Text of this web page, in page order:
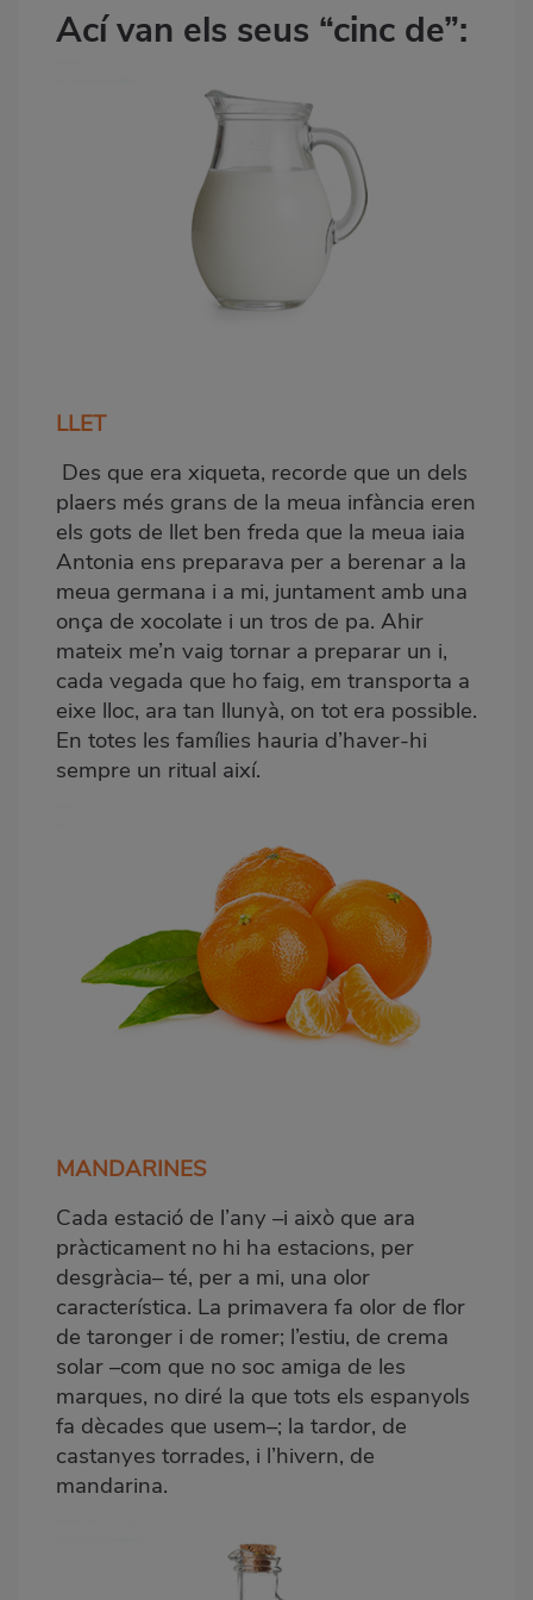
Ací van els seus “cinc de”:
LLET
Des que era xiqueta, recorde que un dels
plaers més grans de la meua infància eren
els gots de llet ben freda que la meua iaia
Antonia ens preparava per a berenar a la
meua germana i a mi, juntament amb una
onça de xocolate i un tros de pa. Ahir
mateix me’n vaig tornar a preparar un i,
cada vegada que ho faig, em transporta a
eixe lloc, ara tan llunyà, on tot era possible.
En totes les famílies hauria d’haver-hi
sempre un ritual així.
MANDARINES
Cada estació de l’any –i això que ara
pràcticament no hi ha estacions, per
desgràcia– té, per a mi, una olor
característica. La primavera fa olor de flor
de taronger i de romer; l’estiu, de crema
solar –com que no soc amiga de les
marques, no diré la que tots els espanyols
fa dècades que usem–; la tardor, de
castanyes torrades, i l’hivern, de
mandarina.